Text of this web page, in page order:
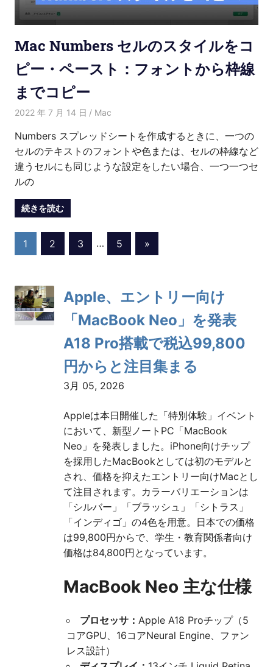
Mac Numbers セルのスタイルをコ
ピー・ペースト：フォントから枠線
までコピー
2022 年 7 月 14 日 Kenny
Mac
Numbers スプレッドシートを作成するときに、一つの
セルのテキストのフォントや色または、セルの枠線など
違うセルにも同じような設定をしたい場合、一つ一つセ
ルの
続きを読む
投
の
ペ
1 2 3 … 5
Next
Posts
»
Apple、エントリー向け
「MacBook Neo」を発表
A18 Pro搭載で税込99,800
円からと注目集まる
3月 05, 2026
Appleは本日開催した「特別体験」イベント
において、新型ノートPC「MacBook
Neo」を発表しました。iPhone向けチップ
を採用したMacBookとしては初のモデルと
され、価格を抑えたエントリー向けMacとし
て注目されます。カラーバリエーションは
「シルバー」「ブラッシュ」「シトラス」
「インディゴ」の4色を用意。日本での価格
は99,800円からで、学生・教育関係者向け
価格は84,800円となっています。
MacBook Neo 主な仕様
プロセッサ： Apple A18 Proチップ（5
コアGPU、16コアNeural Engine、ファン
レス設計）